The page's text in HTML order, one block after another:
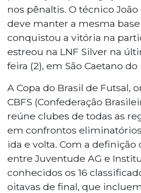
disputa por pênaltis.
nos pênaltis. O técnico João
deve manter a mesma
conquistou a vitória na
estreou na LNF Silver na
feira (2), em São Caetano do
A Copa do Brasil de Futsal,
CBFS (Confederação
reúne clubes de todas as
em confrontos
ida e volta. Com a definição
entre Juventude AG e
conhecidos os 16
oitavas de final, que